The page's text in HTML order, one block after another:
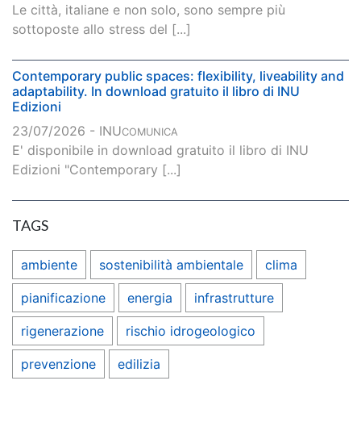
Le città, italiane e non solo, sono sempre più
sottoposte allo stress del [...]
Contemporary public spaces: flexibility, liveability and
adaptability. In download gratuito il libro di INU
Edizioni
23/07/2026 - INUCOMUNICA
E' disponibile in download gratuito il libro di INU
Edizioni "Contemporary [...]
TAGS
ambiente sostenibilità ambientale clima
pianificazione energia infrastrutture
rigenerazione rischio idrogeologico
prevenzione edilizia